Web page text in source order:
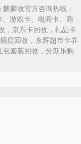
麟收官方咨询热线：
游戏卡、电商卡、商
，京东卡回收，礼品卡
度回收，永辉超市卡券
套装回收，分期乐购